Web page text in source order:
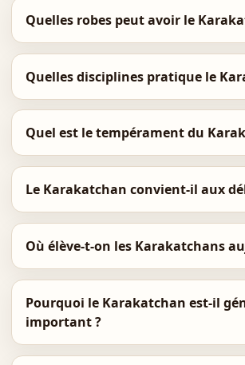
Quelles robes peut avoir le
Quelles disciplines pratique le
Quel est le tempérament du
Le Karakatchan convient-il aux
Où élève-t-on les Karakatchans
Pourquoi le Karakatchan est-il
important ?